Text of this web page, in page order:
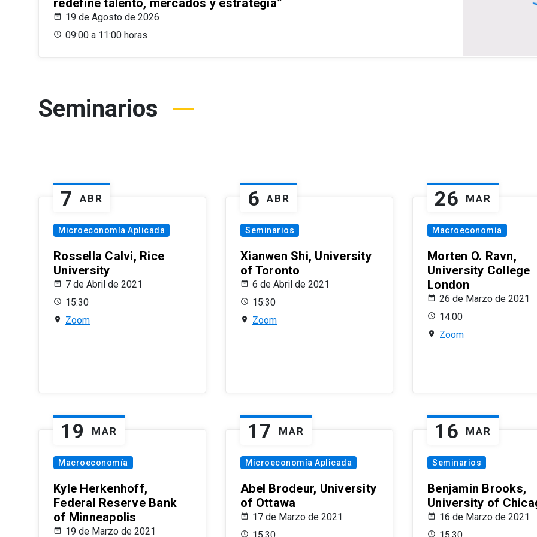
redefine talento, mercados y estrategia”
19 de Agosto de 2026
09:00 a 11:00 horas
Seminarios
7 ABR
Microeconomía Aplicada
Rossella Calvi, Rice
University
7 de Abril de 2021
15:30
Zoom
6 ABR
Seminarios
Xianwen Shi, University
of Toronto
6 de Abril de 2021
15:30
Zoom
26 MAR
Macroeconomía
Morten O. Ravn,
University College
London
26 de Marzo de 2021
14:00
Zoom
19 MAR
Macroeconomía
Kyle Herkenhoff,
Federal Reserve Bank
of Minneapolis
19 de Marzo de 2021
17 MAR
Microeconomía Aplicada
Abel Brodeur, University
of Ottawa
17 de Marzo de 2021
16 MAR
Seminarios
Benjamin Brooks,
University of
16 de Marzo de 2021